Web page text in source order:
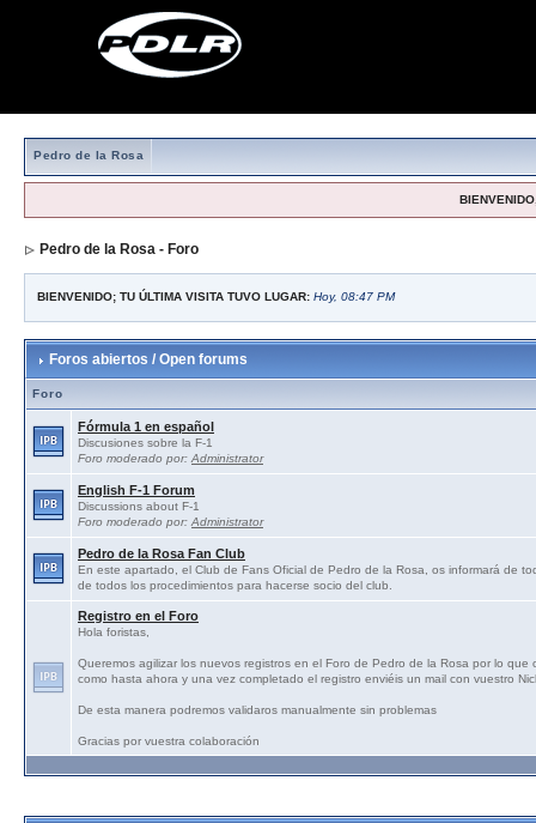
Pedro de la Rosa
Pedro de la Rosa - Foro
BIENVENIDO; TU ÚLTIMA VISITA TUVO LUGAR: Hoy, 08:47 PM
Foros abiertos / Open forums
Foro
Fórmula 1 en español
Discusiones sobre la F-1
Foro moderado por: Administrator
English F-1 Forum
Discussions about F-1
Foro moderado por: Administrator
Pedro de la Rosa Fan Club
En este apartado, el Club de Fans Oficial de Pedro de la Rosa, os informará de
de todos los procedimientos para hacerse socio del club.
Registro en el Foro
Hola foristas,
Queremos agilizar los nuevos registros en el Foro de Pedro de la Rosa por lo
como hasta ahora y una vez completado el registro enviéis un mail con vuestro
De esta manera podremos validaros manualmente sin problemas
Gracias por vuestra colaboración